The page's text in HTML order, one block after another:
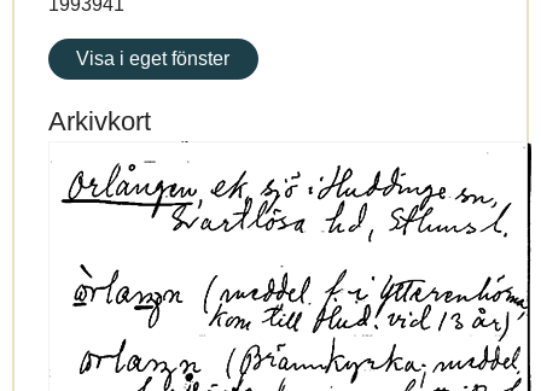
Visa i eget fönster
Arkivkort